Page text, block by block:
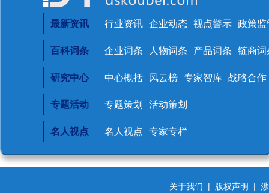
最新资讯 行业资讯 企业动态 视点警示 政策监
百科词条 企业词条 人物词条 产品词条 链商词
研究中心 中心概括 风云榜 专家智库 战略合作
专题活动 专题策划 活动策划
名人视点 名人视点 专家专栏
关于我们 | 版权声明 |